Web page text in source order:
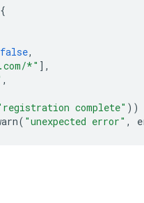
false,
*" ],
,
complete" ))
( "unexpected error" ,